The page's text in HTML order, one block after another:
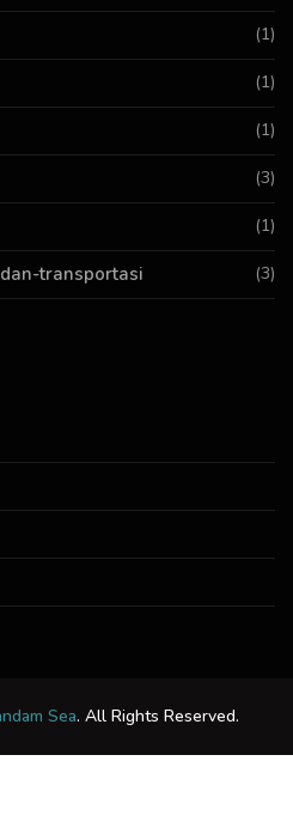
(1)
(1)
(1)
(3)
(1)
transportasi (3)
Sea. All Rights Reserved.